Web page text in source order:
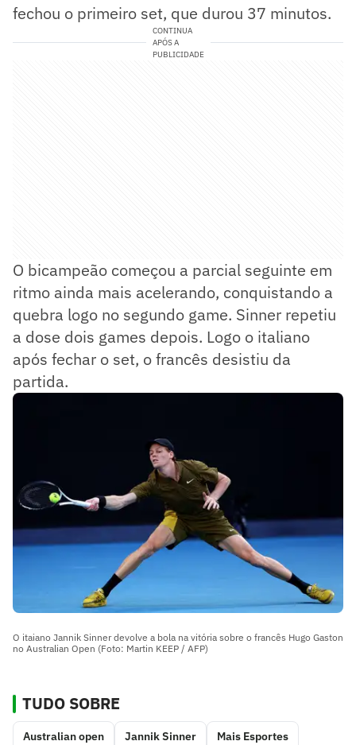
fechou o primeiro set, que durou 37 minutos.
CONTINUA
APÓS A
PUBLICIDADE
O bicampeão começou a parcial seguinte em
ritmo ainda mais acelerando, conquistando a
quebra logo no segundo game. Sinner repetiu
a dose dois games depois. Logo o italiano
após fechar o set, o francês desistiu da
partida.
O itaiano Jannik Sinner devolve a bola na vitória sobre o francês Hugo Gaston
no Australian Open (Foto: Martin KEEP / AFP)
TUDO SOBRE
Australian open Jannik Sinner Mais Esportes